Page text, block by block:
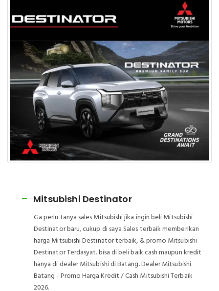
Mitsubishi New Xpander
Ga perlu tanya sales Mitsubishi jika ingin beli Mitsubishi
New Xpander baru, cukup di saya Sales terbaik
memberikan harga Mitsubishi New Xpander terbaik, &